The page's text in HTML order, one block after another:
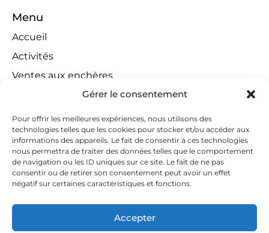
Gérer le consentement
Pour offrir les meilleures expériences, nous utilisons des
technologies telles que les cookies pour stocker et/ou accéder aux
informations des appareils. Le fait de consentir à ces technologies
nous permettra de traiter des données telles que le comportement
de navigation ou les ID uniques sur ce site. Le fait de ne pas
consentir ou de retirer son consentement peut avoir un effet
négatif sur certaines caractéristiques et fonctions.
Accepter
Menu
Accueil
Activités
Ventes aux enchères
Compétences territoriales
Jeux concours
Liens
Contact
Contactez-nous
huissiers@tapella-nilles.lu